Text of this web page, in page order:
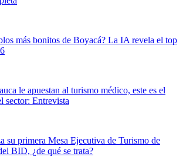
más bonitos de Boyacá? La IA revela el top
le apuestan al turismo médico, este es el
sector: Entrevista
su primera Mesa Ejecutiva de Turismo de
BID, ¿de qué se trata?